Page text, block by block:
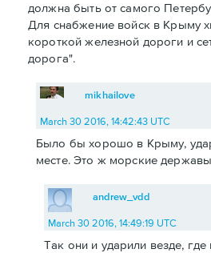
должна быть от самого
Для снабжение войск в Крыму
короткой железной дороги и
дорога".
mikhailove
March 30 2016, 14:42:43 UTC
Было бы хорошо в Крыму,
месте. Это ж морские
andrew_vdd
March 30 2016, 14:49:19 UTC
Так они и ударили везде,